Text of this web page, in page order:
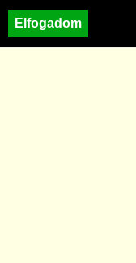
Elfogadom